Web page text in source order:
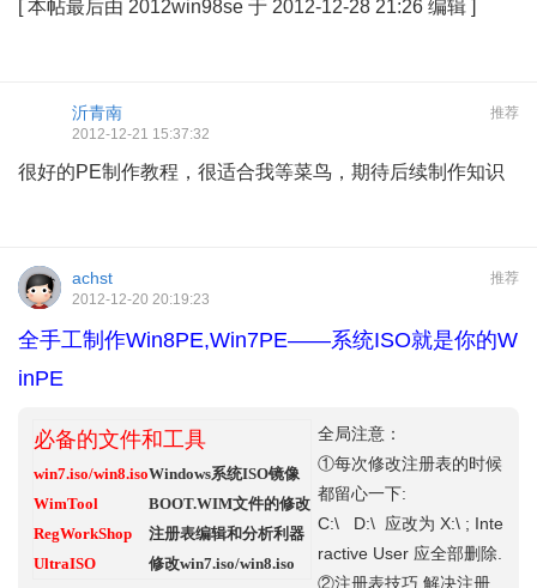
[本帖最后由 2012win98se 于 2012-12-28 21:26 编辑 ]
推荐
沂青南
2012-12-21 15:37:32
很好的PE制作教程，很适合我等菜鸟，期待后续制作知识
推荐
achst
2012-12-20 20:19:23
全手工制作Win8PE,Win7PE——系统ISO就是你的W
inPE
必备的文件和工具
win7.iso/win8.isoWindows系统ISO镜像
WimTool
BOOT.WIM文件的修改
RegWorkShop
注册表编辑和分析利器
UltraISO
修改win7.iso/win8.iso
全局注意：
①每次修改注册表的时候
都留心一下:
C:\ D:\ 应改为 X:\ ; Inte
ractive User 应全部删除.
②注册表技巧,解决注册